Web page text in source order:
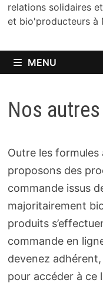
relations solidaires
et bio'producteurs à
MENU
Nos
Outre les formules
proposons des
commande issus
majoritairement
produits
commande en
devenez
pour accéder à ce